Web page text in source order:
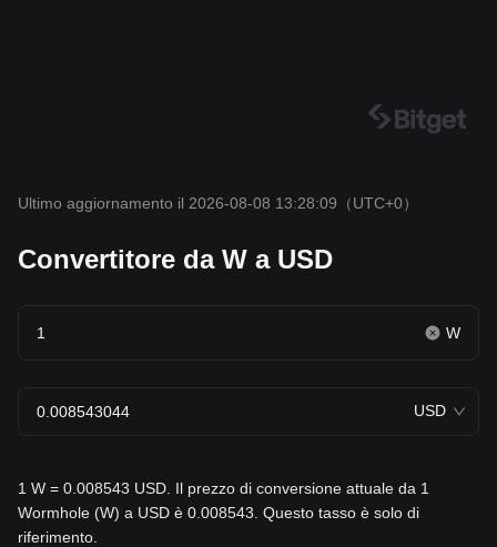
Ultimo aggiornamento il 2026-08-08 13:28:09 （UTC+0）
Convertitore da W a USD
W
USD
1 W = 0.008543 USD. Il prezzo di conversione attuale da 1
Wormhole (W) a USD è 0.008543. Questo tasso è solo di
riferimento.